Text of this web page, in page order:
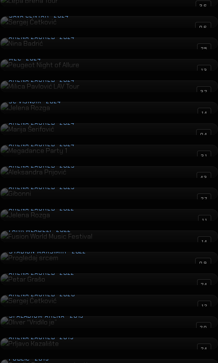
36
Sergej Ćetković
SAVA CENTAR · 2024
06
Nina Badrić
ARENA ZAGREB · 2024
25
Peugeot Night of Allure
MEC · 2024
13
Milica Pavlović LAV Tour
ARENA ZAGREB · 2024
32
Jelena Rozga
ŠC VIŠNJIK · 2024
14
Marija Šerifović
ARENA ZAGREB · 2024
04
Megadance Party 1
ARENA ZAGREB · 2024
31
Aleksandra Prijović
ARENA ZAGREB · 2023
43
Gibonni
ARENA ZAGREB · 2023
27
Jelena Rozga
ARENA ZAGREB · 2022
11
Fusion World Music Festival
PARK MLADEŽI · 2022
14
Progledaj srcem
STADION MAKSIMIR · 2022
09
Petar Grašo
ARENA ZAGREB · 2022
24
Sergej Ćetković
ARENA ZAGREB · 2020
12
Oliver “Vridilo je”
SPALADIUM ARENA · 2019
20
Prljavo Kazalište
ARENA ZAGREB · 2019
24
Gandhi Day Laser projection
PUBLIC · 2019